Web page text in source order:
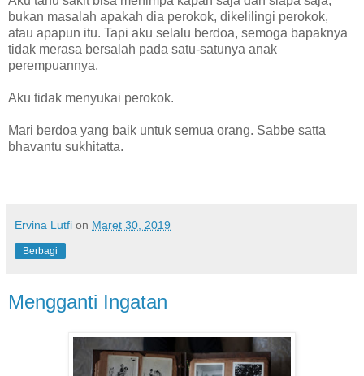
bukan masalah apakah dia perokok, dikelilingi perokok,
atau apapun itu. Tapi aku selalu berdoa, semoga bapaknya
tidak merasa bersalah pada satu-satunya anak
perempuannya.
Aku tidak menyukai perokok.
Mari berdoa yang baik untuk semua orang. Sabbe satta
bhavantu sukhitatta.
Ervina Lutfi on Maret 30, 2019
Berbagi
Mengganti Ingatan